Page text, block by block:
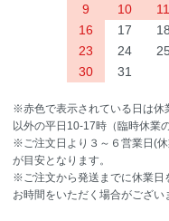
9
10 11
16
17 18
23
24
30
31
※赤色で表示されている日は休
以外の平日10-17時（臨時休業
※ご注文日より３～６営業日(
が目安となります。
※ご注文から発送までに休業日
お時間をいただく場合がござい